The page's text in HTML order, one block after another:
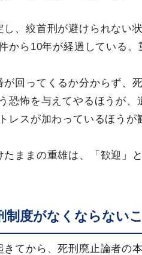
し、絞首刑が避けられない
から10年が経過している。
が回ってくるか分からず、
恐怖を与えてやるほうが
レスが加わっているほうが
たままの重雄は、「歓迎」
制度がなくならない
きてから、死刑廃止論者の